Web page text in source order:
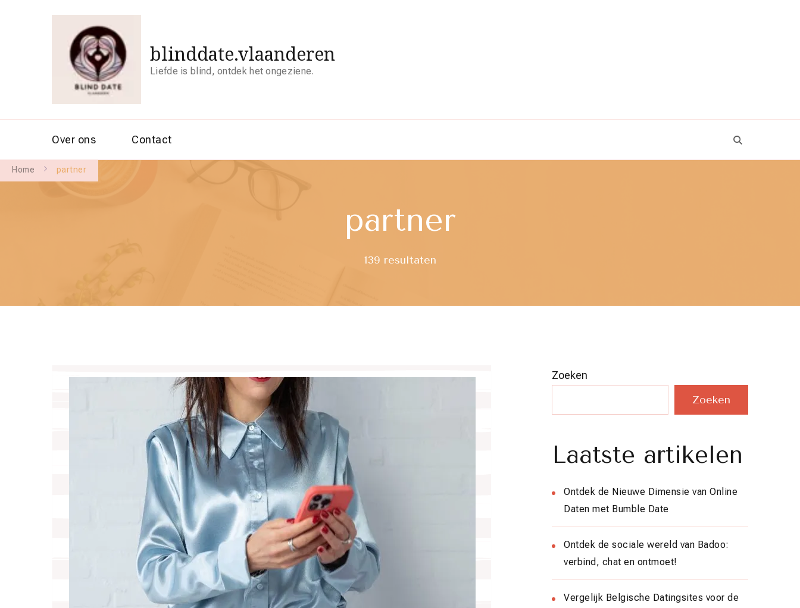
blinddate.vlaanderen
Liefde is blind, ontdek het ongeziene.
Over ons Contact
Home partner
partner
139 resultaten
Zoeken
Zoeken
Laatste artikelen
Ontdek de Nieuwe Dimensie van Online
Daten met Bumble Date
Ontdek de sociale wereld van Badoo:
verbind, chat en ontmoet!
Vergelijk Belgische Datingsites voor de